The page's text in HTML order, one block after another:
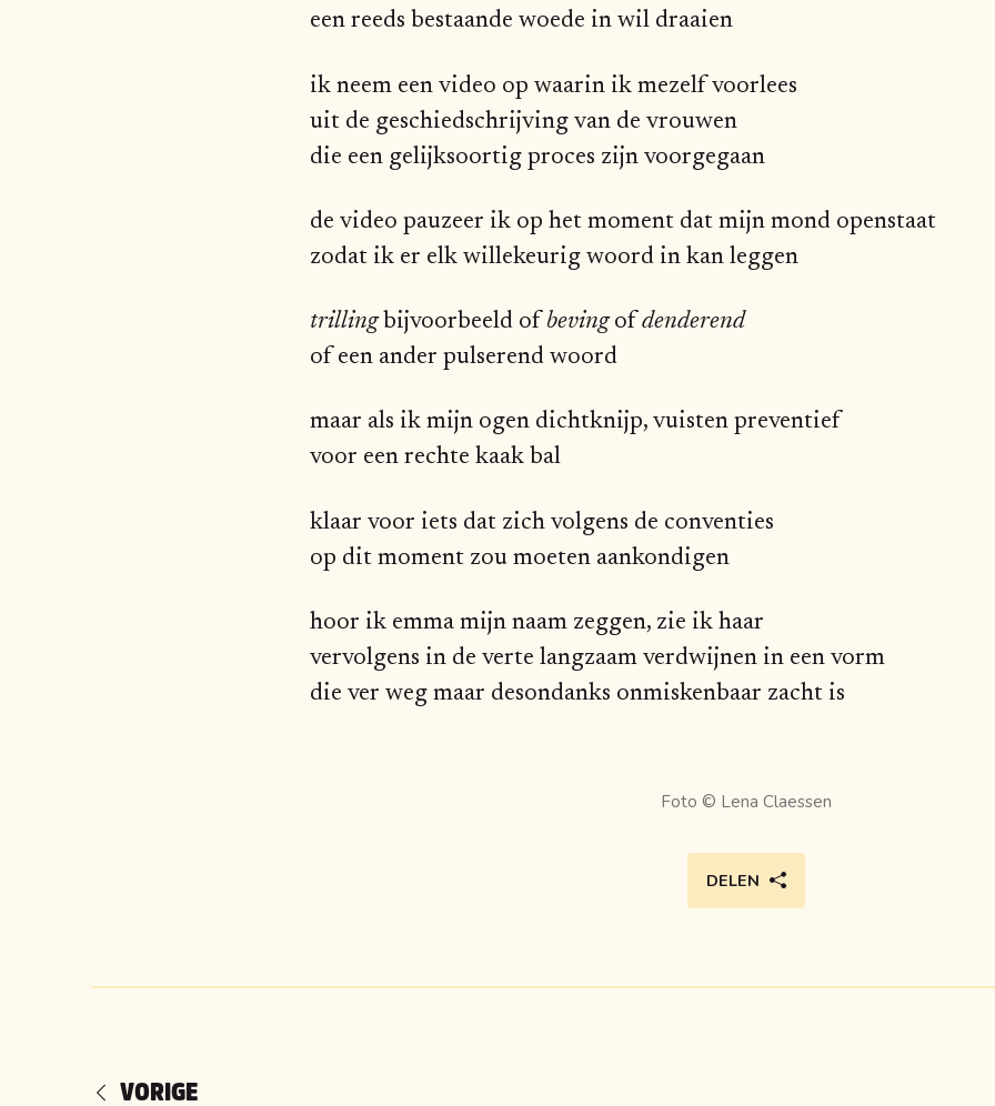
een reeds bestaande woede in wil draaien
ik neem een video op waarin ik mezelf voorlees
uit de geschiedschrijving van de vrouwen
die een gelijksoortig proces zijn voorgegaan
de video pauzeer ik op het moment dat mijn mond openstaat
zodat ik er elk willekeurig woord in kan leggen
trillingbijvoorbeeld of bevingofdenderend
of een ander pulserend woord
maar als ik mijn ogen dichtknijp, vuisten preventief
voor een rechte kaak bal
klaar voor iets dat zich volgens de conventies
op dit moment zou moeten aankondigen
hoor ik emma mijn naam zeggen, zie ik haar
vervolgens in de verte langzaam verdwijnen in een vorm
die ver weg maar desondanks onmiskenbaar zacht is
Foto © Lena Claessen
DELEN
VORIGE